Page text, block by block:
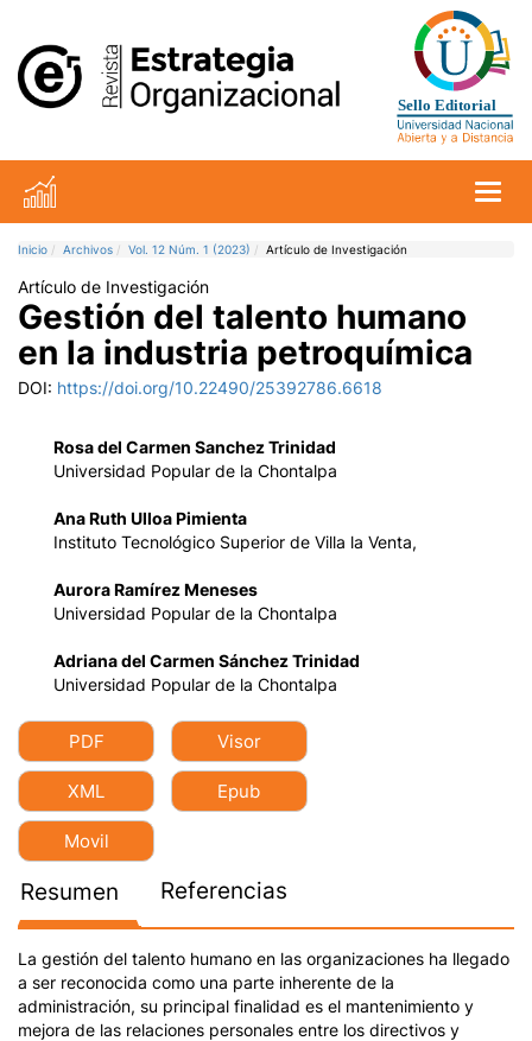
Inicio Archivos Vol. 12 Núm. 1 (2023) Artículo de Investigación
Artículo de Investigación
Gestión del talento humano
en la industria petroquímica
DOI: https://doi.org/10.22490/25392786.6618
Rosa del Carmen Sanchez Trinidad
Universidad Popular de la Chontalpa
Ana Ruth Ulloa Pimienta
Instituto Tecnológico Superior de Villa la Venta,
Aurora Ramírez Meneses
Universidad Popular de la Chontalpa
Adriana del Carmen Sánchez Trinidad
Universidad Popular de la Chontalpa
PDF Visor
XML Epub
Movil
Resumen Referencias
La gestión del talento humano en las organizaciones ha llegado
a ser reconocida como una parte inherente de la
administración, su principal finalidad es el mantenimiento y
mejora de las relaciones personales entre los directivos y